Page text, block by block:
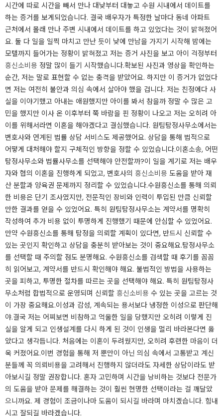
시간에 따로 시간을 빼서 만나 대낮부터 대놓고 수원 시내에서 데이트를
하는 증거를 보게되었습니다. 결국 배우자가 특정한 날마다 동네 아파트
근처에서 몰래 만나 주변 시내에서 데이트를 하고 있었다는 것이 밝혀졌어
요. 둘 다 일을 일찍 마치고 만난 듯이 낮에 만남을 가지기 시작해 밤에는
모텔까지 들어가는 정황이 밝혀졌고 저는 증거 사진을 보고 아이 걱정부터
흥신소비용 정말 많이 들기 시작했습니다.​확보된 사진과 영상을 확인하는
순간, 저는 말로 표현할 수 없는 충격을 받았어요. 하지만 이 증거가 없었다
면 저는 여전히 불안과 의심 속에서 살아야 했을 겁니다. 저는 친정에다 사
실을 이야기했고 아내는 애원했지만 아이를 봐서 참을까 정말 수 많은 고
민을 했지만 이사 온 이후부터 쭉 바람을 핀 정황이 나오고 저는 오히려 아
이를 위해서라면 이혼을 해야겠다고 결심했습니다. 원팀탐정사무소에서는
변호사와 연계된 법률 상담 서비스도 제공했어요. 상담을 통해 법적으로
어떻게 대처해야 할지 구체적인 방향을 정할 수 있었습니다.​이혼소송, 어떤
탐정사무소와 법률사무소를 선택해야 안전할까?이 일을 계기로 저는 배우
자와 협의 이혼을 진행하게 되었고, 변호사의 흥신소비용 도움을 받아 재
산 분할과 양육권 문제까지 정리할 수 있었습니다.​수원흥신소를 통해 의뢰
한 비용은 단기 조사였지만, 전문적인 장비와 인력이 투입된 만큼 신뢰할
만한 결과를 얻을 수 있었어요. 특히 원팀탐정사무소는 계약서를 명확히
작성하여 추가 비용 없이 투명하게 진행했기 때문에 안심할 수 있었어요.
만약 수원흥신소를 통해 탐정을 의뢰할 계획이 있다면, 반드시 신뢰할 수
있는 곳인지 확인하고 상담을 충분히 받아보는 것이 중요해요.​탐정사무소
를 선택할 때 주의할 점도 분명해요. 수원흥신소를 검색할 때 후기를 꼼꼼
히 읽어보고, 계약서를 반드시 확인해야 해요. 불법적인 방법을 사용하는
곳을 피하고, 투명한 절차를 따르는 곳을 선택해야 해요. 특히 원팀탐정사
무소처럼 합법적으로 운영되며 신뢰할 흥신소비용 수 있는 곳을 고르는 것
이 가장 중요해요.​​이성과 감성, 계속되는 용서보다 냉정한 이성으로 판단해
야.결국 저는 어찌보면 비참하고 억울한 일을 당했지만 오히려 이렇게 진
실을 알게 되고 인생설계를 다시 하게 된 것이 인생을 멀리 바라본다면 옳
았다고 생각듭니다. 처음에는 이혼이 두려웠지만, 오히려 후련한 마음이 더
욱 커졌어요.​이번 경험을 통해 저 뿐만이 아닌 의심 속에서 고통받고 계신
분들께 꼭 의뢰비용을 고려해서 진행하지 않더라도 자세한 상담이라도 받
아보시길 정말 권장합니다. 혼자 고민하며 시간을 낭비하는 것보다 전문가
의 도움을 받아 문제를 해결하는 것이 훨씬 현명한 선택이라는 걸 깨달았
으니까요. 제 경험이 조금이나마 도움이 되시길 바라며 마치겠습니다. 힘내
시고 잘되길 바라겠습니다.​